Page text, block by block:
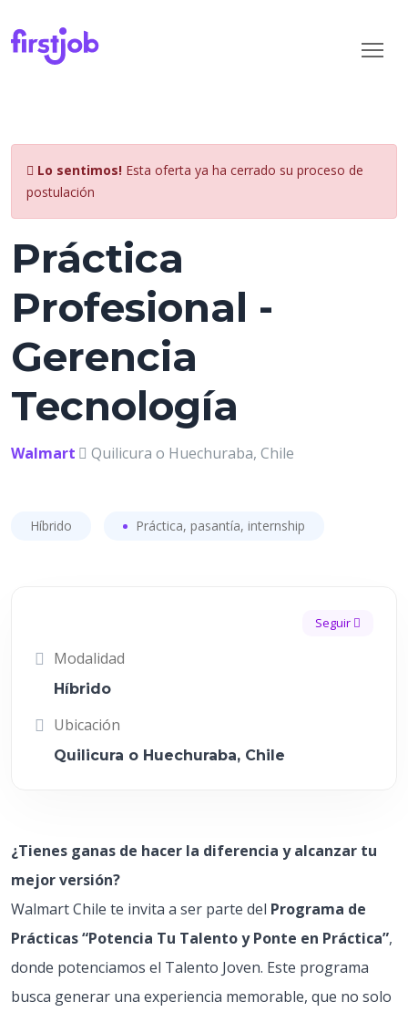
Lo sentimos! Esta oferta ya ha cerrado su proceso de
postulación
Práctica
Profesional -
Gerencia
Tecnología
Walmart Quilicura o Huechuraba, Chile
Híbrido Práctica, pasantía, internship
Seguir
Modalidad
Híbrido
Ubicación
Quilicura o Huechuraba, Chile
¿Tienes ganas de hacer la diferencia y alcanzar tu
mejor versión?
Walmart Chile te invita a ser parte del Programa de
Prácticas “Potencia Tu Talento y Ponte en Práctica”,
donde potenciamos el Talento Joven. Este programa
busca generar una experiencia memorable, que no solo